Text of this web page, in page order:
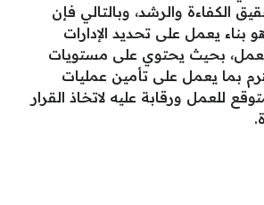
الكفاءة والرشد، وبالتالي فإن
بناء يعمل على تحديد الإدارات
للعمل، بحيث يحتوي على مستويات
بما يعمل على تأمين عمليات
للعمل ورقابة عليه لاتخاذ القرار